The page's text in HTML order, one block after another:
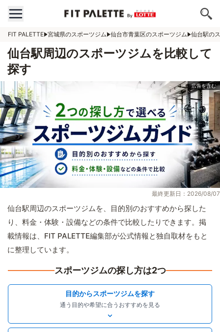
FIT PALETTE 宮城県のスポーツジム 仙台市青葉区のスポーツジム 仙台駅の
仙台駅周辺のスポーツジムを比較して
探す
最終更新日：2026/08/07
仙台駅周辺のスポーツジムを、目的別のおすすめから探した
り、料金・体験・設備などの条件で比較したりできます。掲
載情報は、FIT PALETTE編集部が公式情報と独自取材をもと
に整理しています。
スポーツジムの探し方は2つ
目的からスポーツジムを探す
通う目的や希望に合うおすすめを見る